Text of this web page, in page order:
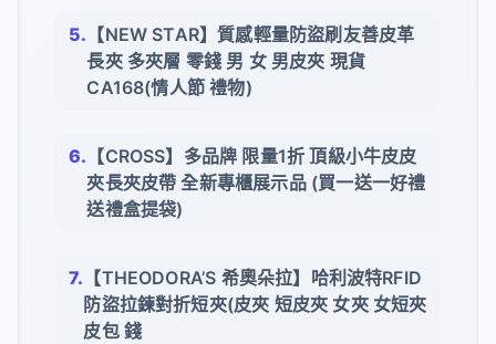
【NEW STAR】質感輕量防盜刷友善皮革
長夾 多夾層 零錢 男 女 男皮夾 現貨
CA168(情人節 禮物)
【CROSS】多品牌 限量1折 頂級小牛皮皮
夾長夾皮帶 全新專櫃展示品 (買一送一好禮
送禮盒提袋)
【THEODORA’S 希奧朵拉】哈利波特RFID
防盜拉鍊對折短夾(皮夾 短皮夾 女夾 女短夾
皮包 錢